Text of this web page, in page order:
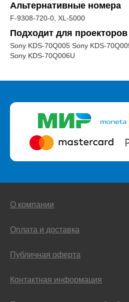
Альтернативные номера
F-9308-720-0, XL-5000
Подходит для проекторов
Sony KDS-70Q005 Sony KDS-
Sony KDS-70Q006U
О компании
Оплата и доставка
Публичная оферта
Контактная информация